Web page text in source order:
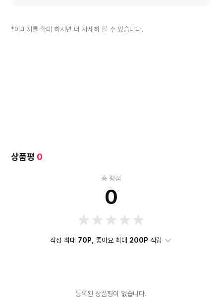
*이미지를 확대 하시면 더 자세히 볼 수 있습니다.
상품평 0
총 평점
0
작성 최대 70P , 좋아요 최대 200P 적립
등록된 상품평이 없습니다.